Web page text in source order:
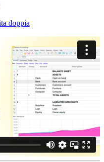
doppia